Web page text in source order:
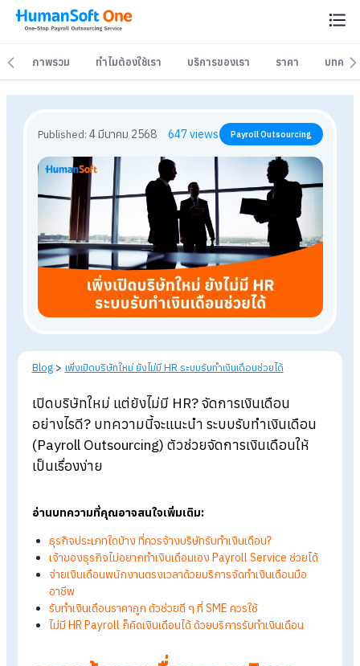
ภาพรวม ทำไมต้องใช้เรา บริการของเรา ราคา บทควา
ภาพรวม ทำไมต้องใช้เรา บริการของเรา ราคา บทควา
Published: 4 มีนาคม 2568 views
Blog > เพิ่งเปิดบริษัทใหม่ ยังไม่มี HR ระบบรับทำเงินเดือนช่วยได้
เปิดบริษัทใหม่ แต่ยังไม่มี HR?
(Payroll Outsourcing) ตัวช่วยจัดการเงินเดือนให้
เป็นเรื่องง่าย
อ่านบทความที่คุณอาจสนใจเพิ่มเติม:
ธุรกิจประเภทใดบ้าง ที่ควรจ้างบริษัทรับทำเงินเดือน?
เจ้าของธุรกิจไม่อยากทำเงินเดือนเอง Payroll Service
จ่ายเงินเดือนพนักงานตรงเวลาด้วยบริการจัดทำเงินเดือนมือ